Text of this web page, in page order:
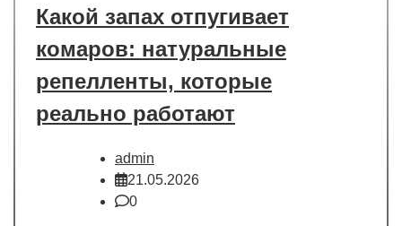
Какой запах отпугивает
комаров: натуральные
репелленты, которые
реально работают
admin
21.05.2026
0